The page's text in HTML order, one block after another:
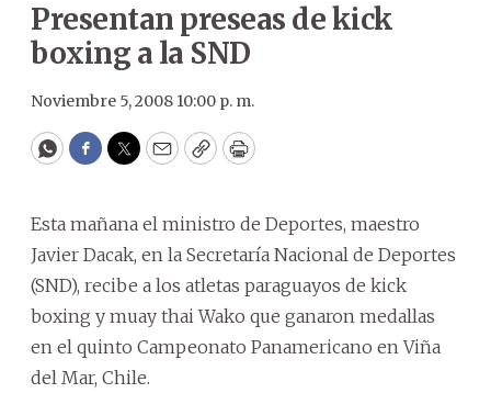
Presentan preseas de kick
boxing a la SND
Noviembre 5, 2008 10:00 p. m.
WhatsApp
Facebook
Twitter
EmailCopyPrint
Esta mañana el ministro de Deportes, maestro
Javier Dacak, en la Secretaría Nacional de Deportes
(SND), recibe a los atletas paraguayos de kick
boxing y muay thai Wako que ganaron medallas
en el quinto Campeonato Panamericano en Viña
del Mar, Chile.